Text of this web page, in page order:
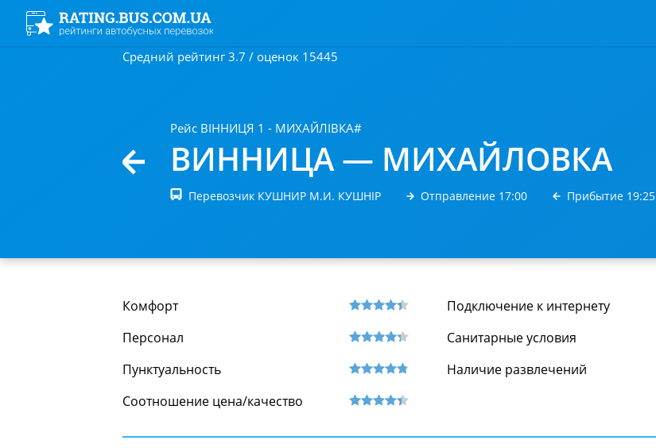
Средний рейтинг 3.7 / оценок 15445
Рейс ВІННИЦЯ 1 - МИХАЙЛІВКА#
ВИННИЦА — МИХАЙЛОВКА
Перевозчик КУШНИР М.И. КУШНІР Отправление 17:00 Прибытие 19:25
Комфорт
Персонал
Пунктуальность
Соотношение цена/качество
Подключение к интернету
Санитарные условия
Наличие развлечений